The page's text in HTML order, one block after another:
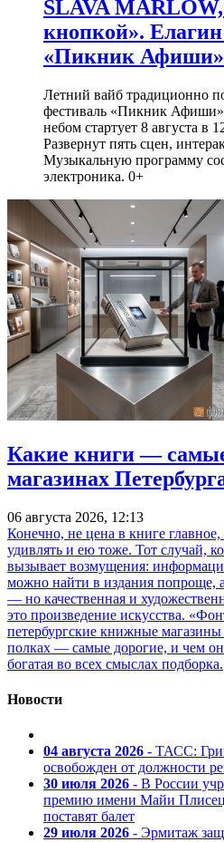
SLAVA
кнопкой».
«Пикник Афиши»
Летний вайб традиционно
фестиваль «Пикник
небом стартует 8 августа в
Развернут пять сцен,
Музыкальную программу
электроника. 0+
Какие книги —
магазинах
06 августа 2026, 12:13
Конечно, не цена в книге
удивлять и ею тоже. Тот случай,
вызывает возмущения:
можно найти в издания попроще,
— но качественная и
это произведение искусства.
петербургские книжные
полках — самые дорогие, и чем
богатая во всех смыслах подборка.
Новости
04 августа 2026 - ТАСС:
освобожден от должности
30 июля 2026 - В России
премию имени Майи
поставят балет
29 июля 2026 - Эрмитаж